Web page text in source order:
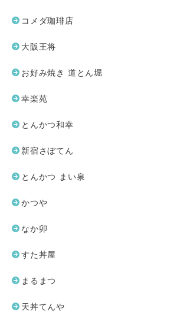
コメダ珈琲店
大阪王将
お好み焼き 道とん堀
幸楽苑
とんかつ和幸
新宿さぼてん
とんかつ まい泉
かつや
なか卯
すた丼屋
まるまつ
天丼てんや